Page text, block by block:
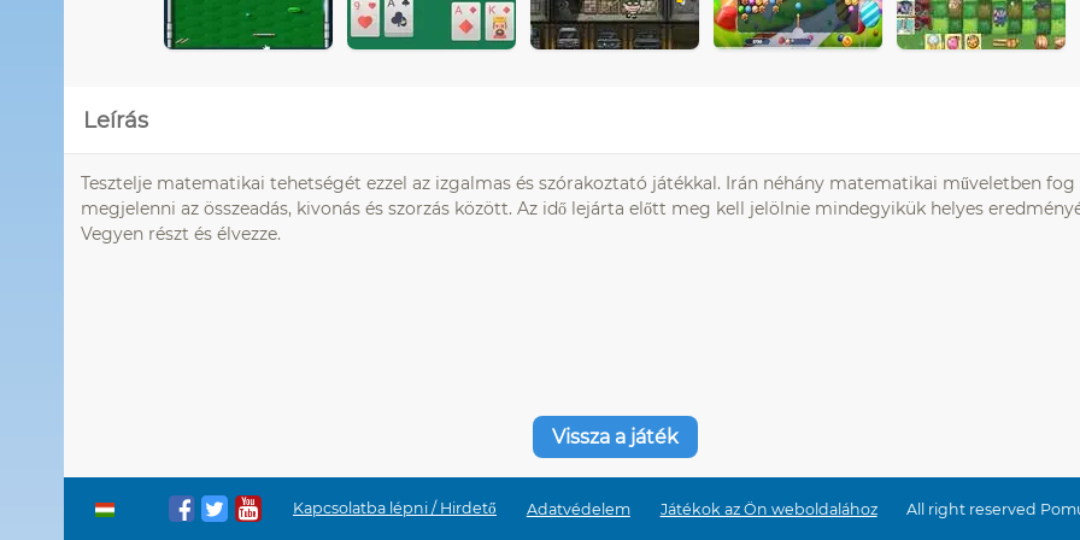
Leírás
Tesztelje matematikai tehetségét ezzel az izgalmas és szórakoztató játékkal. Irán néhány matematikai műveletben fog
megjelenni az összeadás, kivonás és szorzás között. Az idő lejárta előtt meg kell jelölnie mindegyikük helyes
Vegyen részt és élvezze.
Vissza a játék
Kapcsolatba lépni / Hirdető Adatvédelem Játékok az Ön weboldalához All right reserved